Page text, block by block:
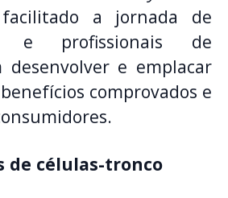
a jornada de
e profissionais de
desenvolver e emplacar
comprovados e
de células-tronco